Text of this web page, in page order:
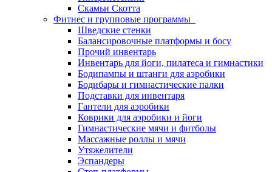
Скамьи Скотта
Фитнес и групповые программы
Шведские стенки
Балансировочные платформы и босу
Прочий инвентарь
Инвентарь для йоги, пилатеса и гимнастики
Бодипампы и штанги для аэробики
Бодибары и гимнастические палки
Подставки для инвентаря
Гантели для аэробики
Коврики для аэробики и йоги
Гимнастические мячи и фитболы
Массажные роллы и мячи
Утяжелители
Эспандеры